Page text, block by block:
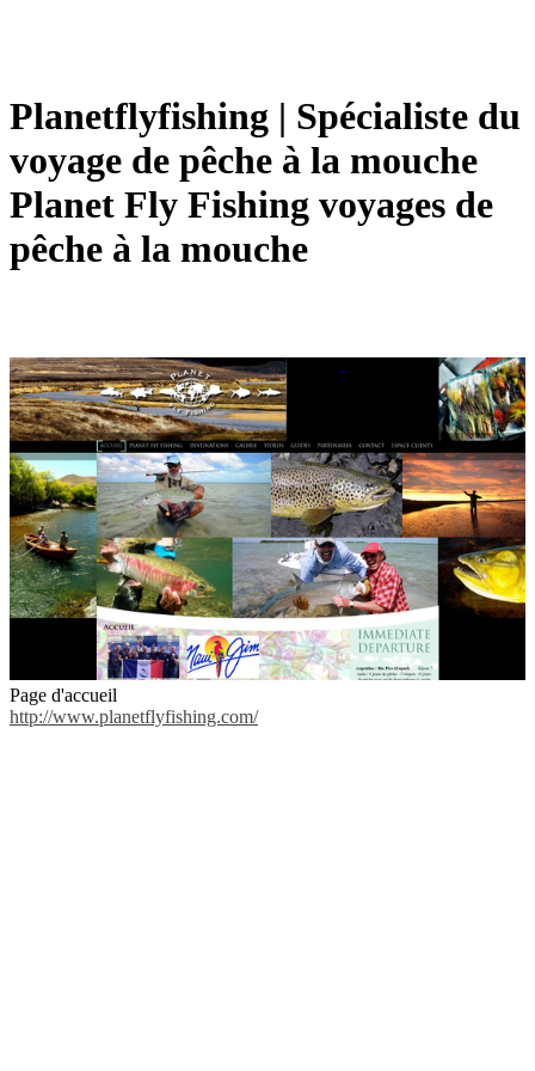
Pla­netflyfis­hing | Spécialiste du
voyage de pêche à la mouche
Planet Fly Fishing voyages de
pêche à la mouche
Page d'accueil
http://www.planetflyfishing.com/